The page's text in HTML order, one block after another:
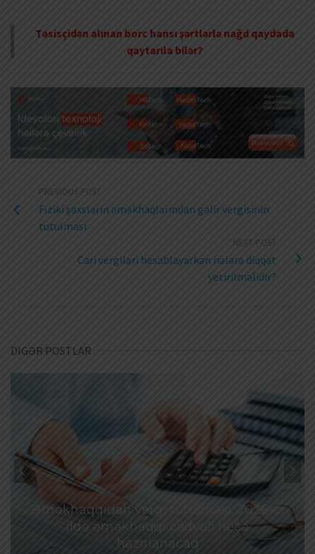
Təsisçidən alınan borc hansı şərtlərlə nağd qaydada
qaytarıla bilər?
PREVIOUS POST
Fiziki şəxslərin əməkhaqlarından gəlir vergisinin
tutulması
NEXT POST
Cari vergiləri hesablayarkən nələrə diqqət
yetirilməlidir?
DIGƏR POSTLAR
Əməkhaqqıdan vergi tutulması: 2026-cı
ildə əməkhaqqı cədvəli necə
hazırlanacaq